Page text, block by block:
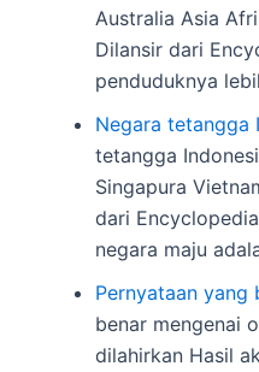
Australia Asia
Dilansir dari
penduduknya
Negara tetangga
tetangga
Singapura
dari
negara maju
Pernyataan yang
benar mengenai
dilahirkan Hasil